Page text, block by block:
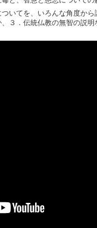
いてを、いろんな角度から
３．伝統仏教の無智の説明